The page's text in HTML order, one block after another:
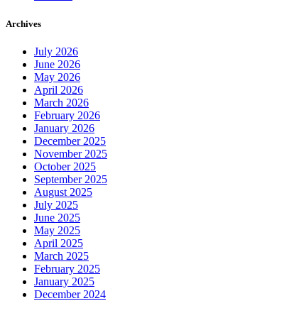
Archives
July 2026
June 2026
May 2026
April 2026
March 2026
February 2026
January 2026
December 2025
November 2025
October 2025
September 2025
August 2025
July 2025
June 2025
May 2025
April 2025
March 2025
February 2025
January 2025
December 2024